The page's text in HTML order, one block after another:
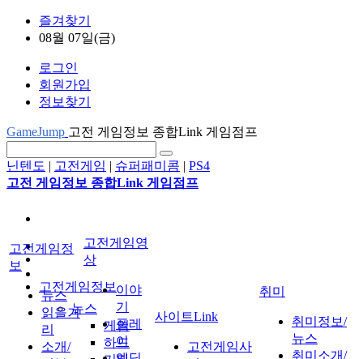
즐겨찾기
08월 07일(금)
로그인
회원가입
정보찾기
GameJump 고전 게임정보 종합Link 게임점프
닌텐도 | 고전게임 | 슈퍼패미콤 | PS4
고전 게임정보 종합Link 게임점프
고전게임정보
뉴스
게임
하드
고전게임정
보
뉴스
읽을거
리
소개/
고전게임영
상
이야
기
플레
이
사이트Link
고전게임사
취미
취미정보/
뉴스
취미소개/